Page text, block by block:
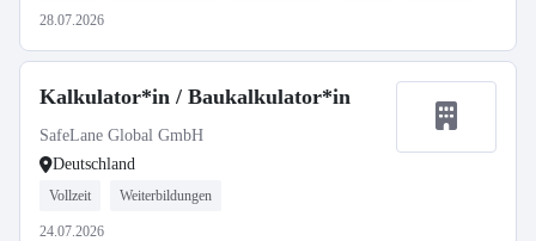
28.07.2026
Kalkulator*in / Baukalkulator*in
SafeLane Global GmbH
Deutschland
Vollzeit Weiterbildungen
24.07.2026